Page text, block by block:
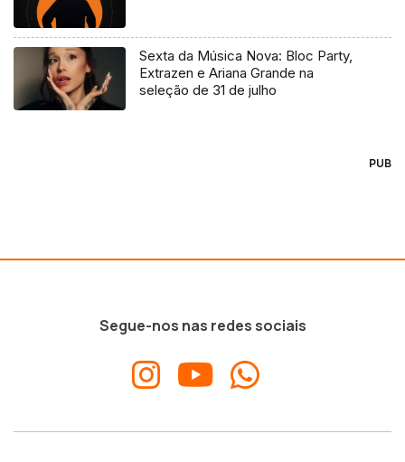
Sexta da Música Nova: Bloc Party,
Extrazen e Ariana Grande na
seleção de 31 de julho
PUB
Segue-nos nas redes sociais